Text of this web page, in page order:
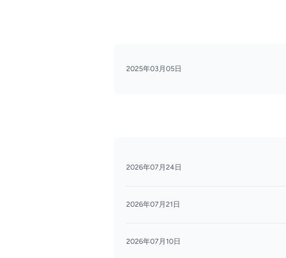
2025年03月05日
2026年07月24日
2026年07月21日
2026年07月10日